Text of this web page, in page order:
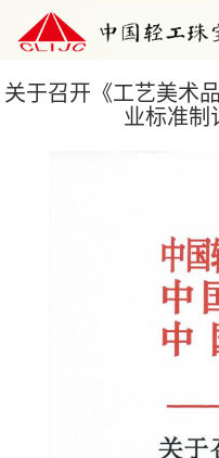
关于召开《工艺美术
业标准制